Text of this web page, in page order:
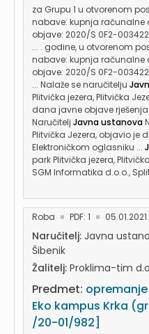
za Grupu 1 u otvorenom
nabave: kupnja računalne
objave: 2020/S 0F2-
... . godine, u otvorenom
nabave: kupnja računalne
objave: 2020/S 0F2-
... Nalaže se naručitelju
Plitvička jezera, Plitvička
dana javne objave
Naručitelj Javna ustanova
Plitvička Jezera, objavio je
Elektroničkom oglasniku ...
park Plitvička jezera,
SGM Informatika d.o.o.,
Roba PDF: 1 05.01.2021.
Naručitelj: Javna
Šibenik
Žalitelj: Proklima-tim
Predmet:
Eko kampus Krka
/20-01/982]